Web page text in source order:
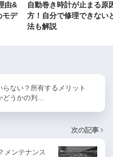
由&
モデ
自動巻き時計が止まる原
方！自分で修理できない
法も解説
らない？所有するメリット
どうかの判…
次の記事
メンテナンス